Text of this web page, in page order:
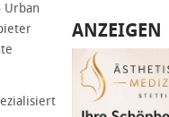
Urban
ANZEIGEN